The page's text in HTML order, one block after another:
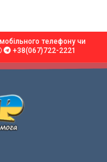
телефону чи
+38(067)722-2221